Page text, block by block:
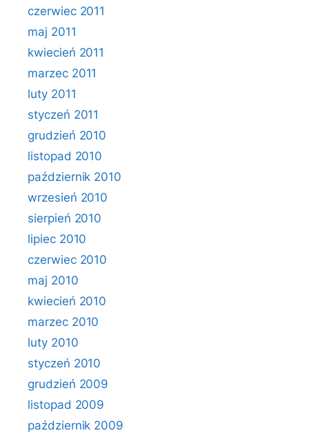
czerwiec 2011
maj 2011
kwiecień 2011
marzec 2011
luty 2011
styczeń 2011
grudzień 2010
listopad 2010
październik 2010
wrzesień 2010
sierpień 2010
lipiec 2010
czerwiec 2010
maj 2010
kwiecień 2010
marzec 2010
luty 2010
styczeń 2010
grudzień 2009
listopad 2009
październik 2009